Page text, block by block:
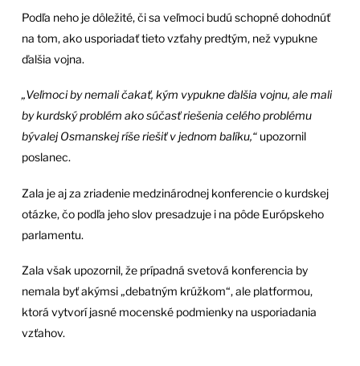
Podľa neho je dôležité, či sa veľmoci budú schopné dohodnúť
na tom, ako usporiadať tieto vzťahy predtým, než vypukne
ďalšia vojna.
„Veľmoci by nemali čakať, kým vypukne ďalšia vojnu, ale mali
by kurdský problém ako súčasť riešenia celého problému
bývalej Osmanskej ríše riešiť v jednom balíku,“ upozornil
poslanec.
Zala je aj za zriadenie medzinárodnej konferencie o kurdskej
otázke, čo podľa jeho slov presadzuje i na pôde Európskeho
parlamentu.
Zala však upozornil, že prípadná svetová konferencia by
nemala byť akýmsi „debatným krúžkom“, ale platformou,
ktorá vytvorí jasné mocenské podmienky na usporiadania
vzťahov.